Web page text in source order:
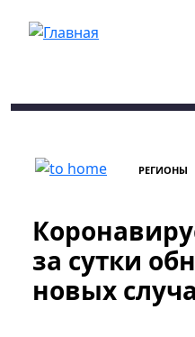
РЕГИОНЫ
за сутки
новых